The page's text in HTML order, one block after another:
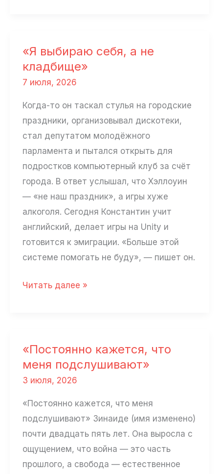
про
Россию,
в
правят
банды»
«Я выбираю себя, а не
кладбище»
7 июля, 2026
Когда-то он таскал стулья на городские
праздники, организовывал дискотеки,
стал депутатом молодёжного
парламента и пытался открыть для
подростков компьютерный клуб за счёт
города. В ответ услышал, что Хэллоуин
— «не наш праздник», а игры хуже
алкоголя. Сегодня Константин учит
английский, делает игры на Unity и
готовится к эмиграции. «Больше этой
системе помогать не буду», — пишет он.
«Я
не
кладбище»
Читать далее »
«Постоянно кажется, что
меня подслушивают»
3 июля, 2026
«Постоянно кажется, что меня
подслушивают» Зинаиде (имя изменено)
почти двадцать пять лет. Она выросла с
ощущением, что война — это часть
прошлого, а свобода — естественное